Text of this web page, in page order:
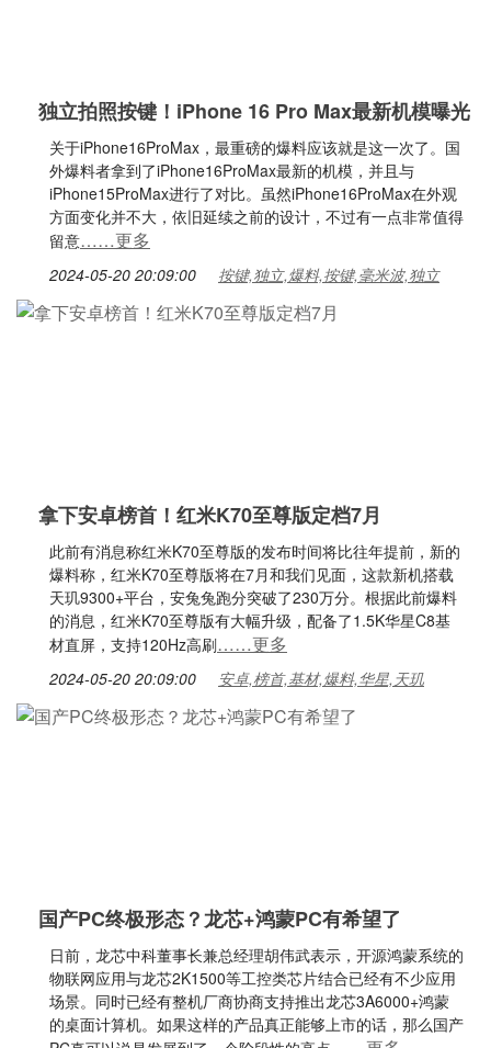
独立拍照按键！iPhone 16 Pro Max最新机模曝光
关于iPhone16ProMax，最重磅的爆料应该就是这一次了。国
外爆料者拿到了iPhone16ProMax最新的机模，并且与
iPhone15ProMax进行了对比。虽然iPhone16ProMax在外观
方面变化并不大，依旧延续之前的设计，不过有一点非常值得
留意……更多
2024-05-20 20:09:00 按键,独立,爆料,按键,毫米波,独立
拿下安卓榜首！红米K70至尊版定档7月
此前有消息称红米K70至尊版的发布时间将比往年提前，新的
爆料称，红米K70至尊版将在7月和我们见面，这款新机搭载
天玑9300+平台，安兔兔跑分突破了230万分。根据此前爆料
的消息，红米K70至尊版有大幅升级，配备了1.5K华星C8基
材直屏，支持120Hz高刷……更多
2024-05-20 20:09:00 安卓,榜首,基材,爆料,华星,天玑
国产PC终极形态？龙芯+鸿蒙PC有希望了
日前，龙芯中科董事长兼总经理胡伟武表示，开源鸿蒙系统的
物联网应用与龙芯2K1500等工控类芯片结合已经有不少应用
场景。同时已经有整机厂商协商支持推出龙芯3A6000+鸿蒙
的桌面计算机。如果这样的产品真正能够上市的话，那么国产